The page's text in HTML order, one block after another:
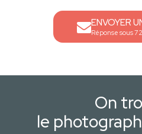
ENVOYER
Réponse sous
On
le